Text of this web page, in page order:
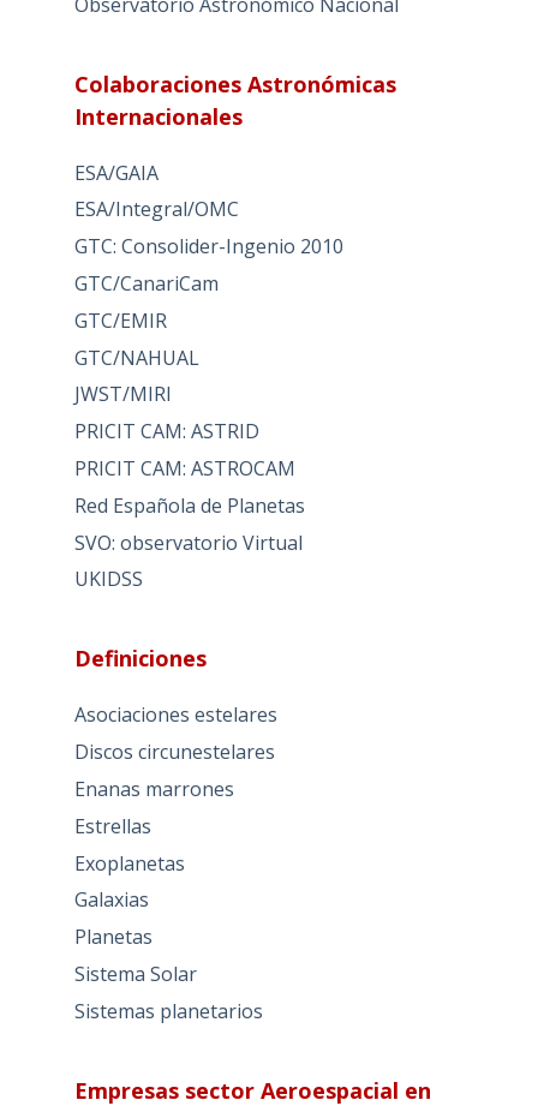
Colaboraciones Astronómicas
Internacionales
ESA/GAIA
ESA/Integral/OMC
GTC: Consolider-Ingenio 2010
GTC/CanariCam
GTC/EMIR
GTC/NAHUAL
JWST/MIRI
PRICIT CAM: ASTRID
PRICIT CAM: ASTROCAM
Red Española de Planetas
SVO: observatorio Virtual
UKIDSS
Definiciones
Asociaciones estelares
Discos circunestelares
Enanas marrones
Estrellas
Exoplanetas
Galaxias
Planetas
Sistema Solar
Sistemas planetarios
Empresas sector Aeroespacial en